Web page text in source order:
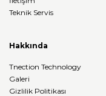
Teknik Servis
Hakkında
Tnection Technology
Galeri
Gizlilik Politikası